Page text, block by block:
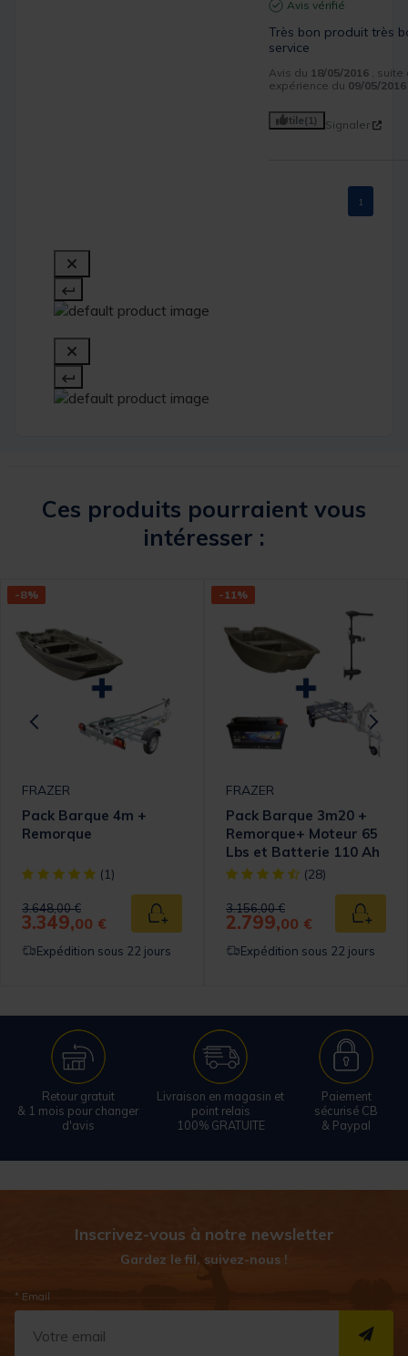
Avis vérifié
Très bon produit très
service
Avis du 18/05/2016 , suite
expérience du 09/05/2016
Utile(1) Signaler
1
Ces produits pourraient vous
intéresser :
Rating
panier
-8%
FRAZER
Pack Barque 4m +
Remorque
[object Object] out of 5 Customer Rating
(1)
Price reduced from
3.648,00 €to
3.349,00 € Ajouter au panier
Expédition sous 22 jours
-11%
FRAZER
Pack Barque 3m20 +
Remorque+ Moteur 65
Lbs et Batterie 110 Ah
[object Object] out of 5
(28)
Price reduced from
3.156,00 €to
2.799,00 €
Expédition sous 22 jours
Retour gratuit
& 1 mois pour changer
d'avis
Livraison en magasin et
point relais
100% GRATUITE
Paiement
sécurisé CB
& Paypal
Inscrivez-vous à notre newsletter
Gardez le fil, suivez-nous !
* Email